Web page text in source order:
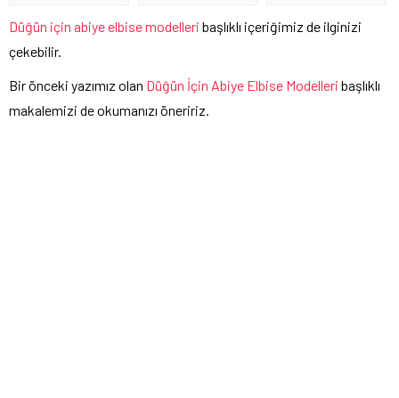
Düğün için abiye elbise modelleri başlıklı içeriğimiz de ilginizi
çekebilir.
Bir önceki yazımız olan Düğün İçin Abiye Elbise Modelleri başlıklı
makalemizi de okumanızı öneririz.